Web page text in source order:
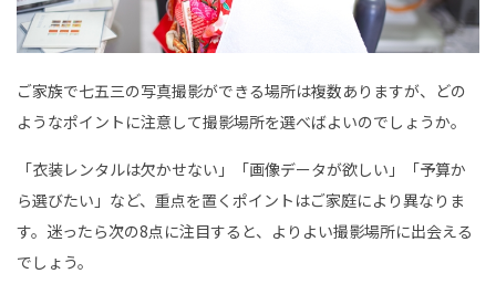
ご家族で七五三の写真撮影ができる場所は複数ありますが、どの
ようなポイントに注意して撮影場所を選べばよいのでしょうか。
「衣装レンタルは欠かせない」「画像データが欲しい」「予算か
ら選びたい」など、重点を置くポイントはご家庭により異なりま
す。迷ったら次の8点に注目すると、よりよい撮影場所に出会える
でしょう。